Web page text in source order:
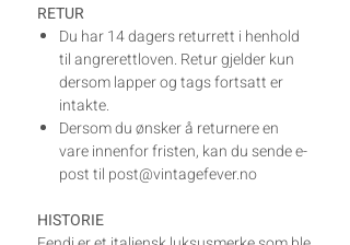
RETUR
Du har 14 dagers returrett i henhold
til angrerettloven. Retur gjelder kun
dersom lapper og tags fortsatt er
intakte.
Dersom du ønsker å returnere en
vare innenfor fristen, kan du sende e-
post til post@vintagefever.no
HISTORIE